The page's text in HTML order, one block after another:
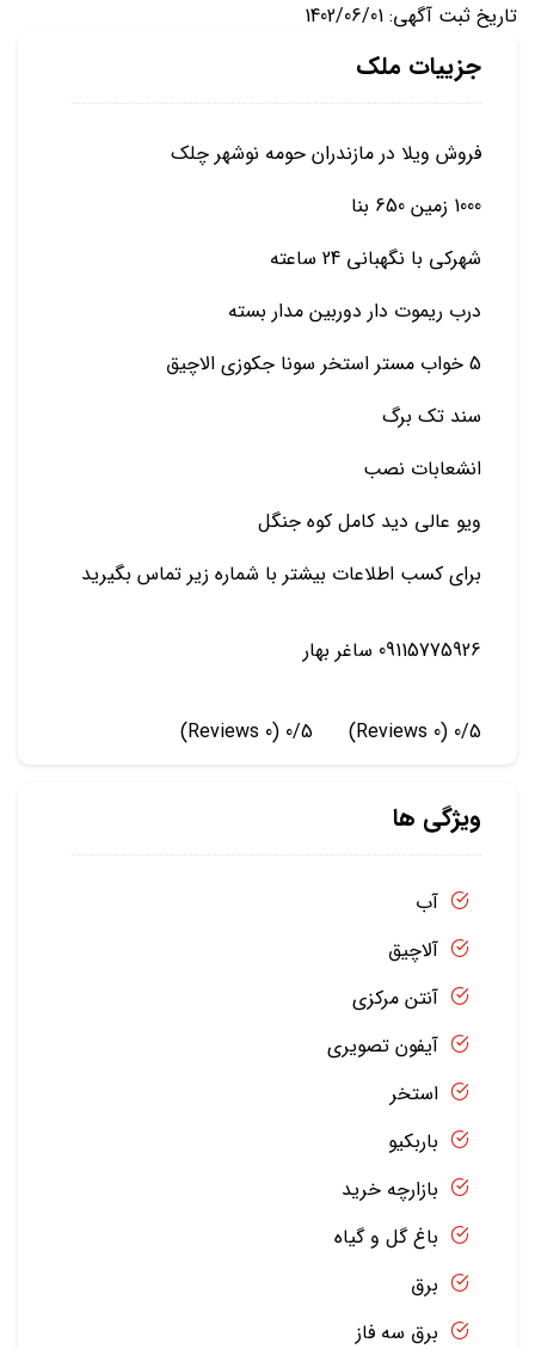
تاریخ ثبت آگهی: 1402/06/01
جزییات ملک
فروش ویلا در مازندران حومه نوشهر چلک
1000 زمین 650 بنا
شهرکی با نگهبانی 24 ساعته
درب ریموت دار دوربین مدار بسته
5 خواب مستر استخر سونا جکوزی الاچیق
سند تک برگ
انشعابات نصب
ویو عالی دید کامل کوه جنگل
برای کسب اطلاعات بیشتر با شماره زیر تماس بگیرید
09115775926 ساغر بهار
0/5
(0 Reviews)
0/5
(0 Reviews)
ویژگی ها
آب
آلاچیق
آنتن مرکزی
آیفون تصویری
استخر
باربکیو
بازارچه خرید
باغ گل و گیاه
برق
برق سه فاز